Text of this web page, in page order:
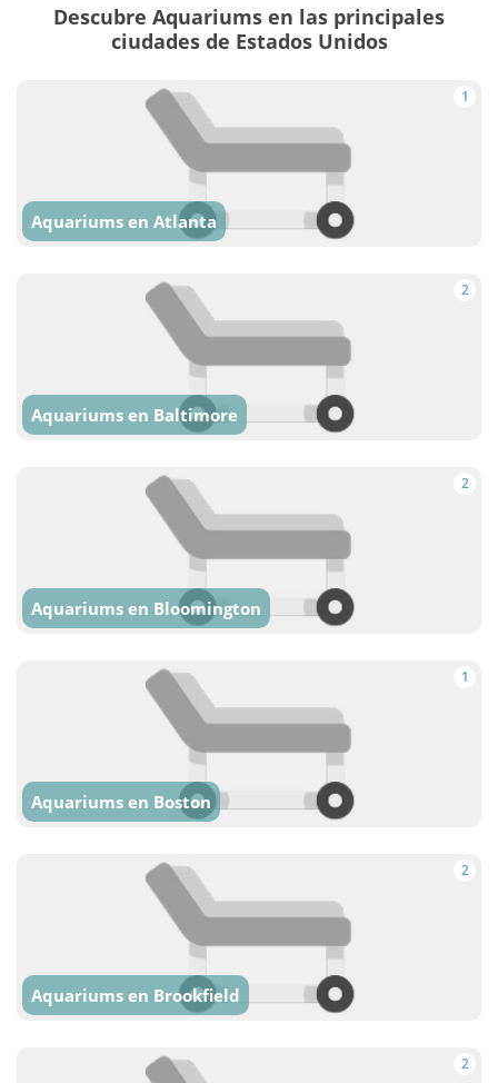
Descubre Aquariums en las principales
ciudades de Estados Unidos
1
Aquariums en Atlanta
2
Aquariums en Baltimore
2
Aquariums en Bloomington
1
Aquariums en Boston
2
Aquariums en Brookfield
2